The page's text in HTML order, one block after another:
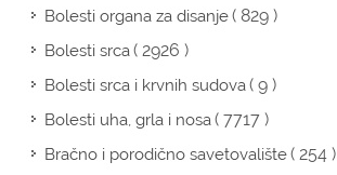
Bolesti organa za disanje( 829 )
Bolesti srca( 2926 )
Bolesti srca i krvnih sudova( 9 )
Bolesti uha, grla i nosa( 7717 )
Bračno i porodično savetovalište( 254 )